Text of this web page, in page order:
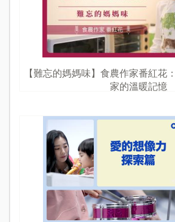
【難忘的媽媽味】食農作家番紅花
家的溫暖記憶